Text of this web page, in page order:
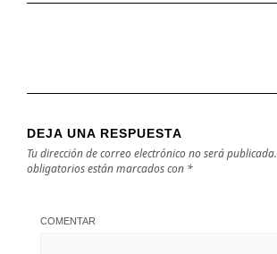
DEJA UNA RESPUESTA
Tu dirección de correo electrónico no será publicada.
obligatorios están marcados con *
COMENTAR